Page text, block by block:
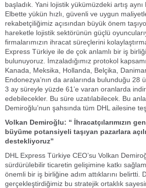
başladık. Yani lojistik yükümüzdeki artış aynı
Elbette yükün hızlı, güvenli ve uygun
rekabetçiliğimiz açısından büyük önem
hareketle lojistik sektörünün güçlü
firmalarımızın ihracat süreçlerini
Express Türkiye ile de çok anlamlı bir iş
bulunuyoruz. İmzaladığımız protokol
Kanada, Meksika, Hollanda, Belçika,
Endonezya’nın da aralarında bulunduğu 28
3 ay süreyle yüzde 61’e varan oranlarda
edebilecekler. Bu süre uzatılabilecek. Bu
Demiroğlu’nun şahsında tüm DHL ailesine
Volkan Demiroğlu: “ İhracatçılarımızın
büyüme potansiyeli taşıyan pazarlara
destekliyoruz”
DHL Express Türkiye CEO’su Volkan
sürdürülebilir ticaretin gelişimine katkı
önemli bir iş birliğine adım attıklarını belirtti.
gerçekleştirdiğimiz bu stratejik ortaklık